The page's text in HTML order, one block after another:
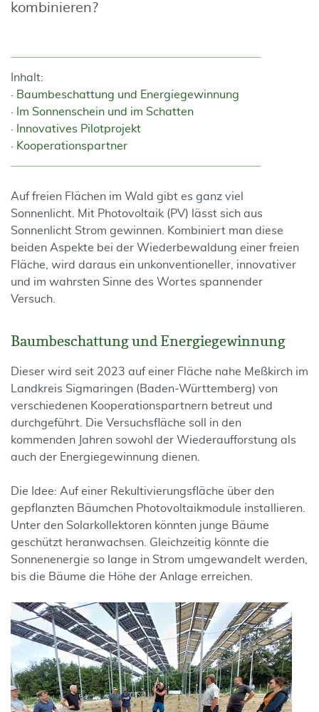
kombinieren?
Inhalt:
Baumbeschattung und Energiegewinnung
Im Sonnenschein und im Schatten
Innovatives Pilotprojekt
Kooperationspartner
Auf freien Flächen im Wald gibt es ganz viel
Sonnenlicht. Mit Photovoltaik (PV) lässt sich aus
Sonnenlicht Strom gewinnen. Kombiniert man diese
beiden Aspekte bei der Wiederbewaldung einer freien
Fläche, wird daraus ein unkonventioneller, innovativer
und im wahrsten Sinne des Wortes spannender
Versuch.
Baumbeschattung und Energiegewinnung
Dieser wird seit 2023 auf einer Fläche nahe Meßkirch im
Landkreis Sigmaringen (Baden-Württemberg) von
verschiedenen Kooperationspartnern betreut und
durchgeführt. Die Versuchsfläche soll in den
kommenden Jahren sowohl der Wiederaufforstung als
auch der Energiegewinnung dienen.
Die Idee: Auf einer Rekultivierungsfläche über den
gepflanzten Bäumchen Photovoltaikmodule installieren.
Unter den Solarkollektoren könnten junge Bäume
geschützt heranwachsen. Gleichzeitig könnte die
Sonnenenergie so lange in Strom umgewandelt werden,
bis die Bäume die Höhe der Anlage erreichen.